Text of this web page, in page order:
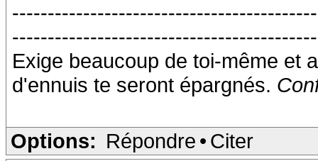
Exige beaucoup de toi-même et
d'ennuis te seront épargnés.
Options: Répondre • Citer